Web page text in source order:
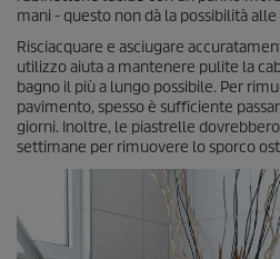
mani - questo non dà la possibilità
Risciacquare e asciugare
utilizzo aiuta a mantenere pulite la
bagno il più a lungo possibile. Per
pavimento, spesso è sufficiente
giorni. Inoltre, le piastrelle
settimane per rimuovere lo sporco